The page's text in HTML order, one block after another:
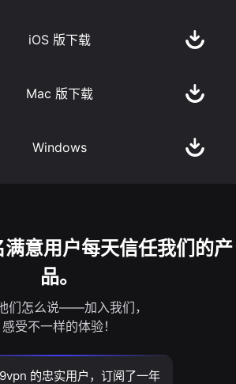
iOS 版下载
Mac 版下载
Windows
意用户每天信任我们的产
品。
们怎么说——加入我们，
感受不一样的体验！
的忠实用户，订阅了一年